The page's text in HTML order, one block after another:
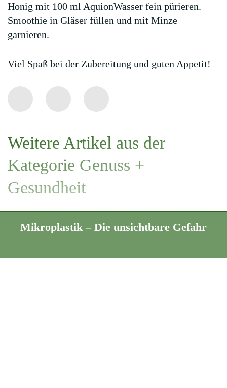
Honig mit 100 ml AquionWasser fein pürieren.
Smoothie in Gläser füllen und mit Minze
garnieren.
Viel Spaß bei der Zubereitung und guten Appetit!
Weitere Artikel aus der
Kategorie Genuss +
Gesundheit
Das gute Gefühl, das